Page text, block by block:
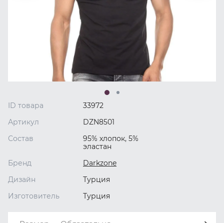
ID товара
33972
Артикул
DZN8501
Состав
95% хлопок, 5%
эластан
Бренд
Darkzone
Дизайн
Турция
Изготовитель
Турция